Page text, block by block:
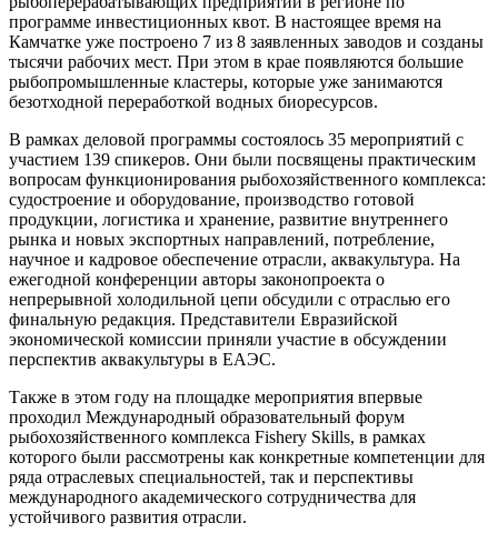
программе инвестиционных квот. В настоящее время на
Камчатке уже построено 7 из 8 заявленных заводов и созданы
тысячи рабочих мест. При этом в крае появляются большие
рыбопромышленные кластеры, которые уже занимаются
безотходной переработкой водных биоресурсов.
В рамках деловой программы состоялось 35 мероприятий с
участием 139 спикеров. Они были посвящены практическим
вопросам функционирования рыбохозяйственного комплекса:
судостроение и оборудование, производство готовой
продукции, логистика и хранение, развитие внутреннего
рынка и новых экспортных направлений, потребление,
научное и кадровое обеспечение отрасли, аквакультура. На
ежегодной конференции авторы законопроекта о
непрерывной холодильной цепи обсудили с отраслью его
финальную редакция. Представители Евразийской
экономической комиссии приняли участие в обсуждении
перспектив аквакультуры в ЕАЭС.
Также в этом году на площадке мероприятия впервые
проходил Международный образовательный форум
рыбохозяйственного комплекса Fishery Skills, в рамках
которого были рассмотрены как конкретные компетенции для
ряда отраслевых специальностей, так и перспективы
международного академического сотрудничества для
устойчивого развития отрасли.